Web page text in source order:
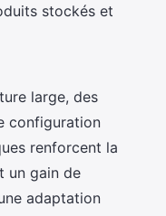
stockés et
large, des
configuration
renforcent la
un gain de
adaptation